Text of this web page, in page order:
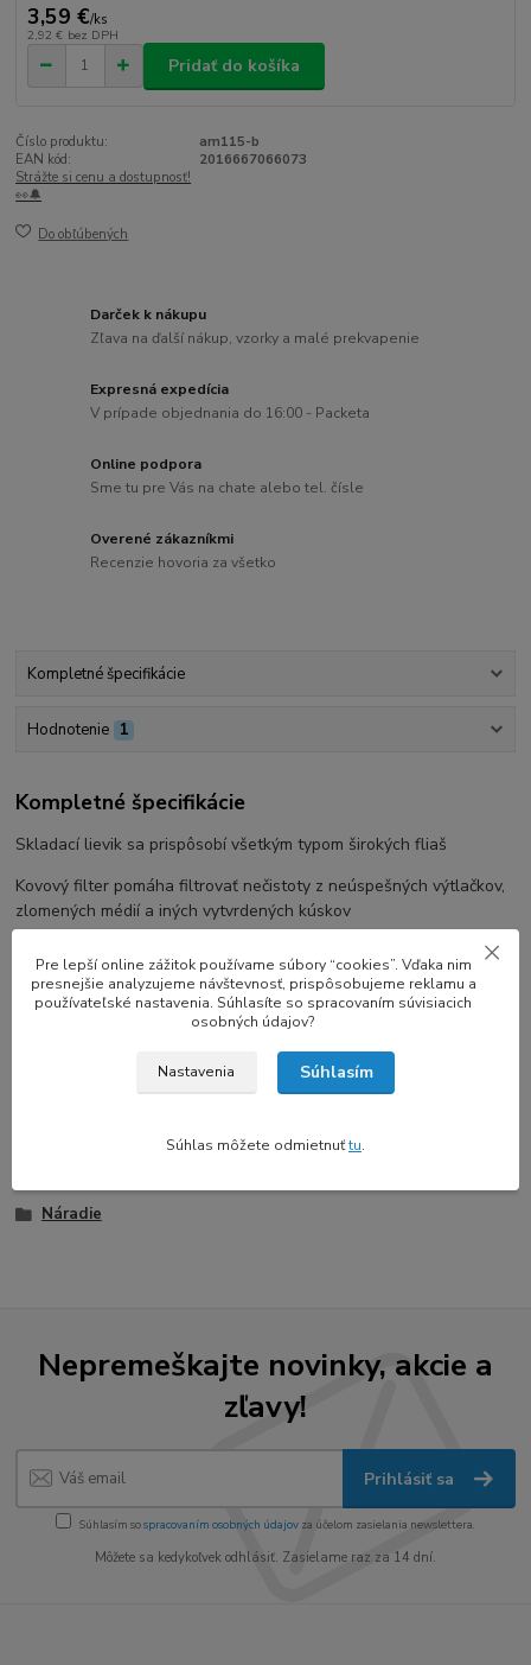
3,59 €/ks
2,92 € bez DPH
Pridať do košíka
Číslo produktu:
am115-b
EAN kód:
2016667066073
Strážte si cenu a dostupnosť!
👀🔔
Do obľúbených
Darček k nákupu
Zľava na ďalší nákup, vzorky a malé prekvapenie
Expresná expedícia
V prípade objednania do 16:00 - Packeta
Online podpora
Sme tu pre Vás na chate alebo tel. čísle
Overené zákazníkmi
Recenzie hovoria za všetko
Kompletné špecifikácie
Hodnotenie 1
Kompletné špecifikácie
Skladací lievik sa prispôsobí všetkým typom širokých fliaš
Kovový filter pomáha filtrovať nečistoty z neúspešných výtlačkov,
zlomených médií a iných vytvrdených kúskov
Filtračný pohár s UV živicou a mini lievik sa ľahko čistia
Tovar zaradený v kategóriách
Náradie
Nepremeškajte novinky, akcie a
zľavy!
Prihlásiť sa
Súhlasím sospracovaním osobných údajov za účelom zasielania newslettera.
Môžete sa kedykoľvek odhlásiť. Zasielame raz za 14 dní.
Pre lepší online zážitok používame súbory “cookies”. Vďaka nim
presnejšie analyzujeme návštevnosť, prispôsobujeme reklamu a
používateľské nastavenia. Súhlasíte so spracovaním súvisiacich
osobných údajov?
Nastavenia Súhlasím
Súhlas môžete odmietnuťtu.